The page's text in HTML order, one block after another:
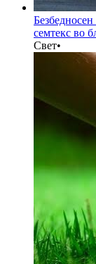
семтекс во
Свет•